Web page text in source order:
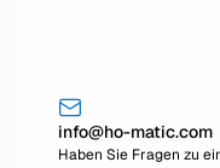
info@ho-matic.com
Haben Sie Fragen zu